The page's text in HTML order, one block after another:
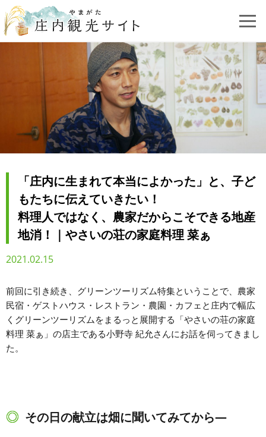
「庄内に生まれて本当によかった」と、子ど
もたちに伝えていきたい！
料理人ではなく、農家だからこそできる地産
地消！｜やさいの荘の家庭料理 菜ぁ
2021.02.15
前回に引き続き、グリーンツーリズム特集ということで、農家
民宿・ゲストハウス・レストラン・農園・カフェと庄内で幅広
くグリーンツーリズムをまるっと展開する「やさいの荘の家庭
料理 菜ぁ」の店主である小野寺 紀允さんにお話を伺ってきまし
た。
その日の献立は畑に聞いてみてから―